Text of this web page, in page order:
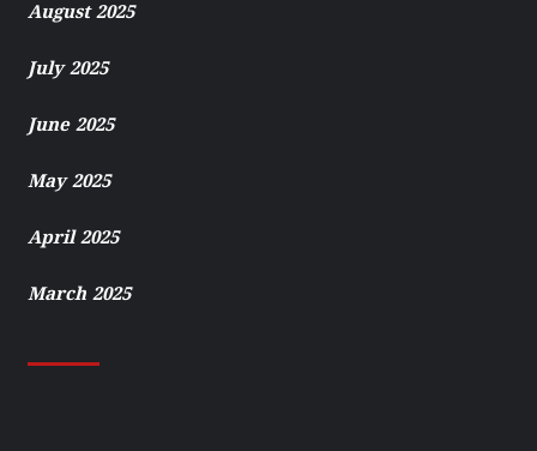
August 2025
July 2025
June 2025
May 2025
April 2025
March 2025